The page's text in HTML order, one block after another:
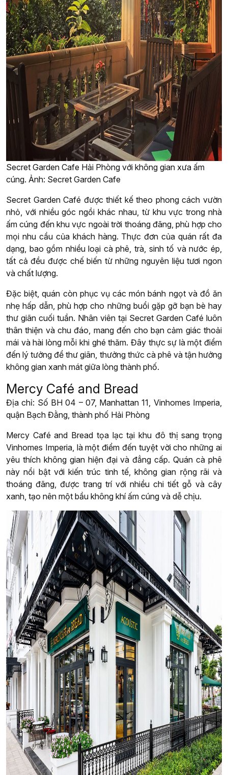
Secret Garden Cafe Hải Phòng với không gian xưa ấm
cúng. Ảnh: Secret Garden Cafe
Secret Garden Café được thiết kế theo phong cách vườn
nhỏ, với nhiều góc ngồi khác nhau, từ khu vực trong nhà
ấm cúng đến khu vực ngoài trời thoáng đãng, phù hợp cho
mọi nhu cầu của khách hàng. Thực đơn của quán rất đa
dạng, bao gồm nhiều loại cà phê, trà, sinh tố và nước ép,
tất cả đều được chế biến từ những nguyên liệu tươi ngon
và chất lượng.
Đặc biệt, quán còn phục vụ các món bánh ngọt và đồ ăn
nhẹ hấp dẫn, phù hợp cho những buổi gặp gỡ bạn bè hay
thư giãn cuối tuần. Nhân viên tại Secret Garden Café luôn
thân thiện và chu đáo, mang đến cho bạn cảm giác thoải
mái và hài lòng mỗi khi ghé thăm. Đây thực sự là một điểm
đến lý tưởng để thư giãn, thưởng thức cà phê và tận hưởng
không gian xanh mát giữa lòng thành phố.
Mercy Café and Bread
Địa chỉ: Số BH 04 – 07, Manhattan 11, Vinhomes Imperia,
quận Bạch Đằng, thành phố Hải Phòng
Mercy Café and Bread tọa lạc tại khu đô thị sang trọng
Vinhomes Imperia, là một điểm đến tuyệt vời cho những ai
yêu thích không gian hiện đại và đẳng cấp. Quán cà phê
này nổi bật với kiến trúc tinh tế, không gian rộng rãi và
thoáng đãng, được trang trí với nhiều chi tiết gỗ và cây
xanh, tạo nên một bầu không khí ấm cúng và dễ chịu.